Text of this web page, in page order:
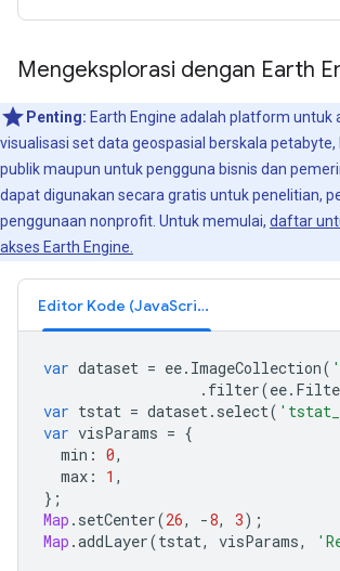
Mengeksplorasi dengan Earth
Penting: Earth Engine adalah platform untuk
visualisasi set data geospasial berskala
publik maupun untuk pengguna bisnis dan
dapat digunakan secara gratis untuk penelitian,
penggunaan nonprofit. Untuk memulai, daftar
akses Earth Engine.
Editor Kode (JavaScript)
var dataset = ee. ImageCollection(
. filter(ee.
var tstat = dataset. select(
var visParams = {
min : 0,
max : 1 ,
};
Map . setCenter(26, -8, 3);
Map .addLayer(tstat, visParams,